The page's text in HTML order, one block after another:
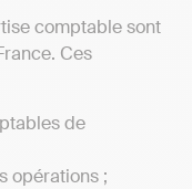
comptable sont
Ces
de
opérations ;